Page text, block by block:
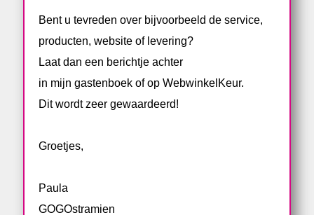
Bent u tevreden over bijvoorbeeld de service,
producten, website of levering?
Laat dan een berichtje achter
in mijn gastenboek of op WebwinkelKeur.
Dit wordt zeer gewaardeerd!
Groetjes,
Paula
GOGOstramien